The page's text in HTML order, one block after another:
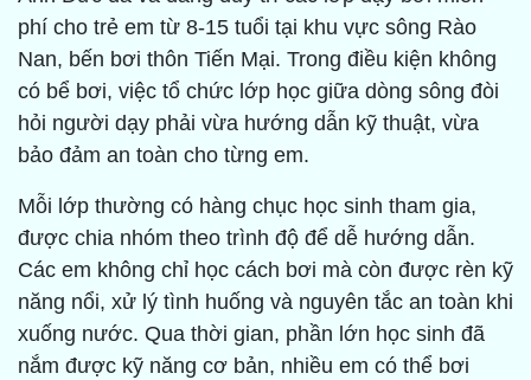
phí cho trẻ em từ 8-15 tuổi tại khu vực sông Rào
Nan, bến bơi thôn Tiến Mại. Trong điều kiện không
có bể bơi, việc tổ chức lớp học giữa dòng sông đòi
hỏi người dạy phải vừa hướng dẫn kỹ thuật, vừa
bảo đảm an toàn cho từng em.
Mỗi lớp thường có hàng chục học sinh tham gia,
được chia nhóm theo trình độ để dễ hướng dẫn.
Các em không chỉ học cách bơi mà còn được rèn kỹ
năng nổi, xử lý tình huống và nguyên tắc an toàn khi
xuống nước. Qua thời gian, phần lớn học sinh đã
nắm được kỹ năng cơ bản, nhiều em có thể bơi